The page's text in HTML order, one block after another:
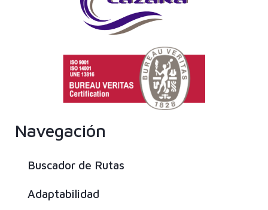
Navegación
Buscador de Rutas
Adaptabilidad